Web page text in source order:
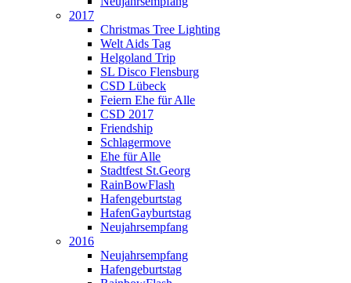
2017
Christmas Tree Lighting
Welt Aids Tag
Helgoland Trip
SL Disco Flensburg
CSD Lübeck
Feiern Ehe für Alle
CSD 2017
Friendship
Schlagermove
Ehe für Alle
Stadtfest St.Georg
RainBowFlash
Hafengeburtstag
HafenGayburtstag
Neujahrsempfang
2016
Neujahrsempfang
Hafengeburtstag